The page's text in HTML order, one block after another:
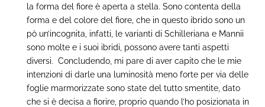
la forma del fiore è aperta a stella. Sono contenta della
forma e del colore del fiore, che in questo ibrido sono un
pò un’incognita, infatti, le varianti di Schilleriana e Mannii
sono molte e i suoi ibridi, possono avere tanti aspetti
diversi. Concludendo, mi pare di aver capito che le mie
intenzioni di darle una luminosità meno forte per via delle
foglie marmorizzate sono state del tutto smentite, dato
che si è decisa a fiorire, proprio quando l’ho posizionata in